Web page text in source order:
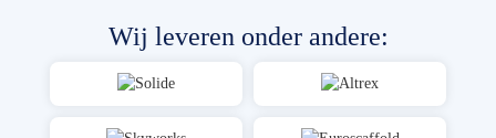
Wij leveren onder andere: